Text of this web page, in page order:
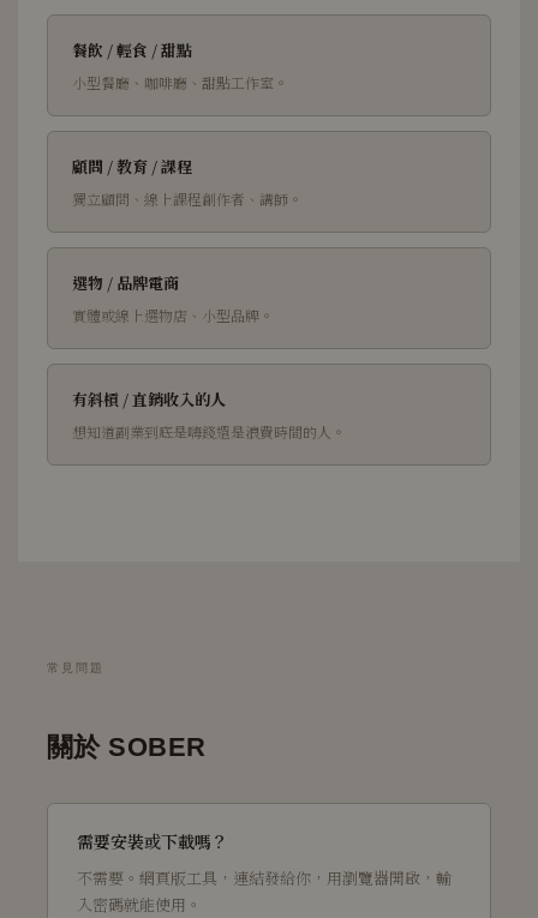
餐飲 / 輕食 / 甜點
小型餐廳、咖啡廳、甜點工作室。
顧問 / 教育 / 課程
獨立顧問、線上課程創作者、講師。
選物 / 品牌電商
實體或線上選物店、小型品牌。
有斜槓 / 直銷收入的人
想知道副業到底是嗨錢還是浪費時間的人。
常見問題
關於 SOBER
需要安裝或下載嗎？
不需要。網頁版工具，連結發給你，用瀏覽器開啟，輸
入密碼就能使用。